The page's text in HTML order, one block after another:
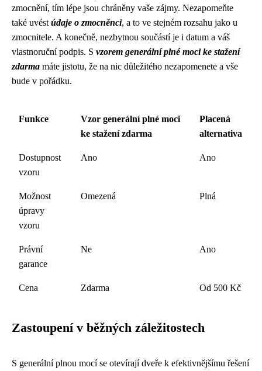
zmocnění, tím lépe jsou chráněny vaše zájmy. Nezapomeňte
také uvést údaje o zmocněnci, a to ve stejném rozsahu jako u
zmocnitele. A konečně, nezbytnou součástí je i datum a váš
vlastnoruční podpis. S vzorem generální plné moci ke stažení
zdarma máte jistotu, že na nic důležitého nezapomenete a vše
bude v pořádku.
Funkce
Vzor generální plné moci
ke stažení zdarma
Placená
alternativa
Dostupnost
vzoru
Ano Ano
Možnost
úpravy
vzoru
Omezená Plná
Právní
garance
Ne Ano
Cena Zdarma Od 500 Kč
Zastoupení v běžných záležitostech
S generální plnou mocí se otevírají dveře k efektivnějšímu řešení